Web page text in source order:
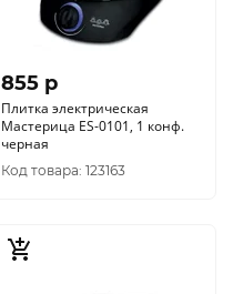
855 p
Плитка электрическая
Мастерица ES-0101, 1 конф.
черная
Код товара: 123163